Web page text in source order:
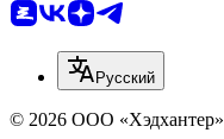
Русский
© 2026 ООО «Хэдхантер»